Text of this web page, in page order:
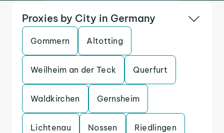
Proxies by City in Germany
Gommern Altotting
Weilheim an der Teck Querfurt
Waldkirchen Gernsheim
Lichtenau Nossen Riedlingen